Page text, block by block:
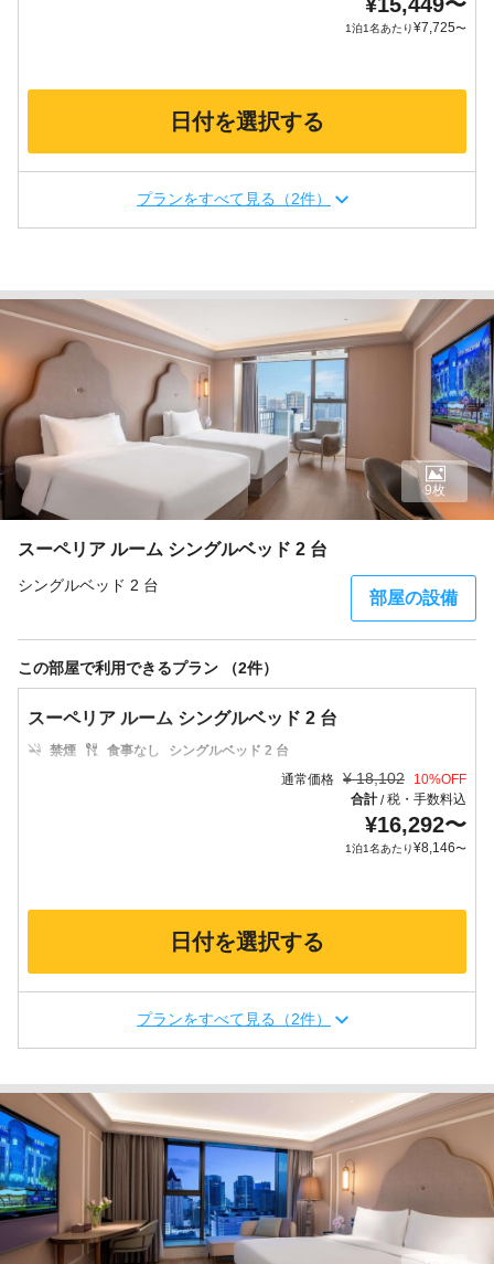
1泊1名あたり¥7,725〜
日付を選択する
プランをすべて見る（2件）
スーペリア ルーム シングルベッド 2 台
シングルベッド 2 台
部屋の設備
9枚
この部屋で利用できるプラン （2件）
スーペリア ルーム シングルベッド 2 台
禁煙 食事なし
シングルベッド 2 台
通常価格 ¥ 18,102 10%OFF
合計/税・手数料込
¥16,292〜
1泊1名あたり¥8,146〜
日付を選択する
プランをすべて見る（2件）